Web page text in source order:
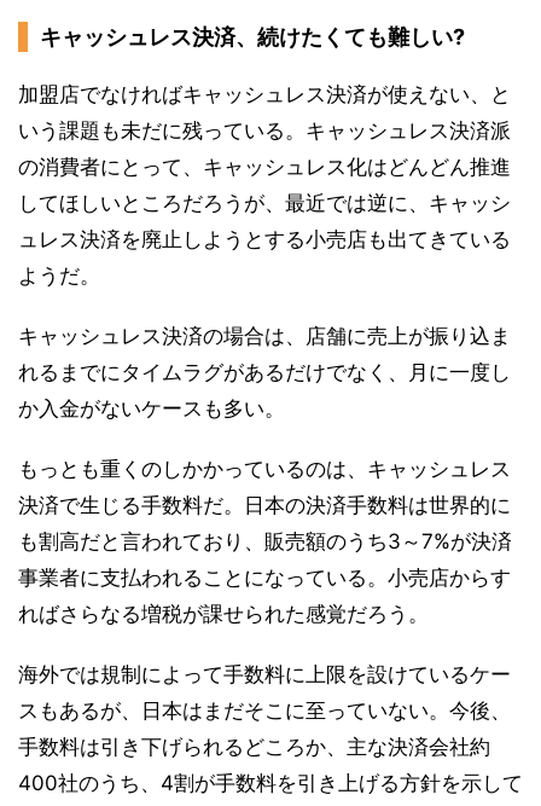
キャッシュレス決済、続けたくても難しい?
加盟店でなければキャッシュレス決済が使えない、と
いう課題も未だに残っている。キャッシュレス決済派
の消費者にとって、キャッシュレス化はどんどん推進
してほしいところだろうが、最近では逆に、キャッシ
ュレス決済を廃止しようとする小売店も出てきている
ようだ。
キャッシュレス決済の場合は、店舗に売上が振り込ま
れるまでにタイムラグがあるだけでなく、月に一度し
か入金がないケースも多い。
もっとも重くのしかかっているのは、キャッシュレス
決済で生じる手数料だ。日本の決済手数料は世界的に
も割高だと言われており、販売額のうち3～7%が決済
事業者に支払われることになっている。小売店からす
ればさらなる増税が課せられた感覚だろう。
海外では規制によって手数料に上限を設けているケー
スもあるが、日本はまだそこに至っていない。今後、
手数料は引き下げられるどころか、主な決済会社約
400社のうち、4割が手数料を引き上げる方針を示して